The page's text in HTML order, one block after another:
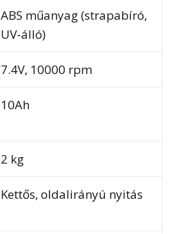
ABS műanyag (strapabíró,
UV-álló)
7.4V, 10000 rpm
10Ah
2 kg
Kettős, oldalirányú nyitás